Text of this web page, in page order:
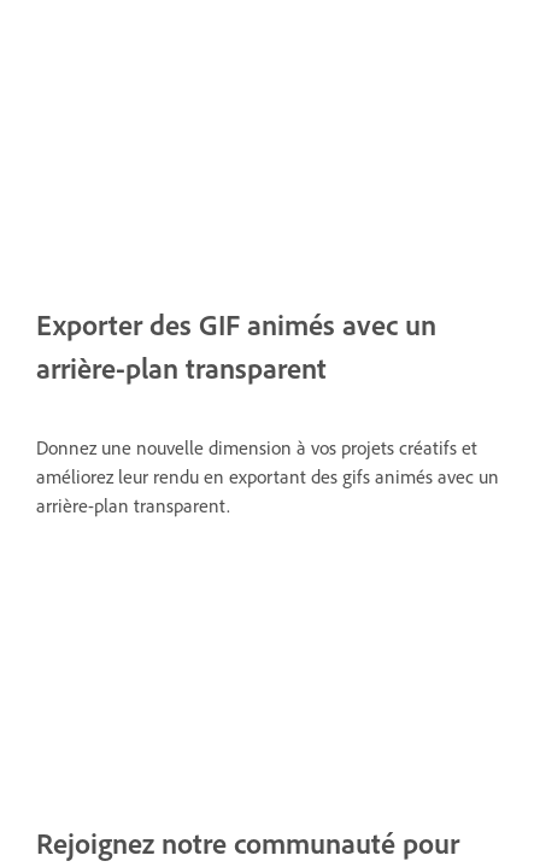
Exporter des GIF animés avec un
arrière-plan transparent
Donnez une nouvelle dimension à vos projets créatifs et
améliorez leur rendu en exportant des gifs animés avec un
arrière-plan transparent.
Rejoignez notre communauté pour